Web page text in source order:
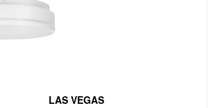
LAS VEGAS